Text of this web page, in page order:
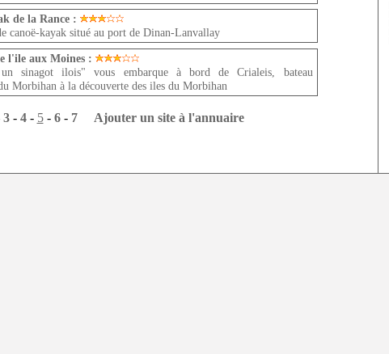
de la Rance :
canoë-kayak situé au port de Dinan-Lanvallay
l'ile aux Moines :
sinagot ilois" vous embarque à bord de Crialeis, bateau
Morbihan à la découverte des iles du Morbihan
3- 4- 5- 6- 7 Ajouter un site à l'annuaire